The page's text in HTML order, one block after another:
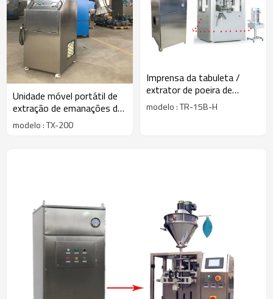
Unidade móvel portátil de
extração de emanações de
alta pressão para
soldagem, corte térmico,
modelo : TX-200
Imprensa da tabuleta /
extrator de poeira de
enchimento da cápsula do
cartucho do redutor
modelo : TR-15B-H